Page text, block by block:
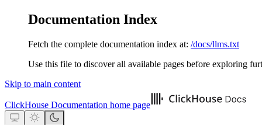
Documentation Index
Fetch the complete documentation index at: /docs/llms.txt
Use this file to discover all available pages before exploring
Skip to main content
ClickHouse Documentation home page